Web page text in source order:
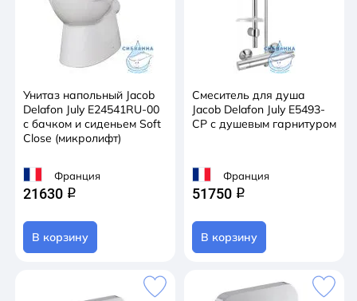
Унитаз напольный Jacob
Delafon July E24541RU-00
с бачком и сиденьем Soft
Close (микролифт)
Франция
21630 q
В корзину
Смеситель для душа
Jacob Delafon July E5493-
CP с душевым гарнитуром
Франция
51750 q
В корзину